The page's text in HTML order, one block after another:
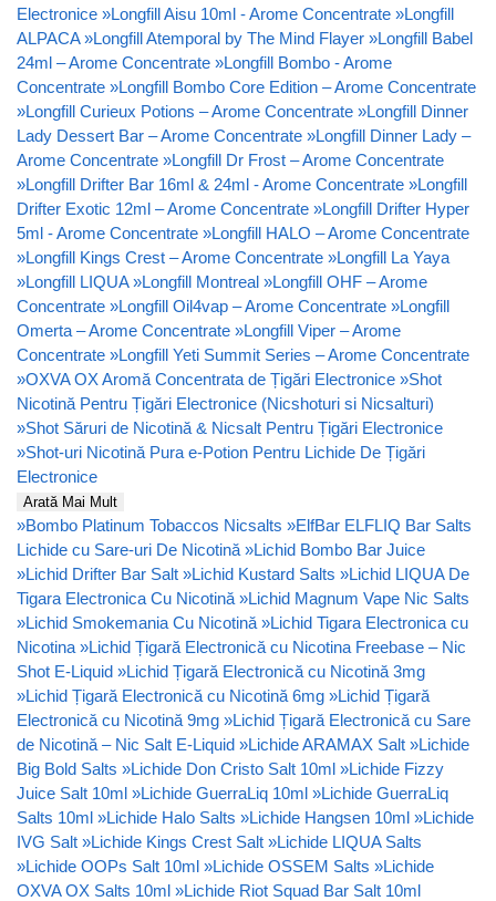
Electronice »Longfill Aisu 10ml - Arome Concentrate »Longfill
ALPACA »Longfill Atemporal by The Mind Flayer »Longfill Babel
24ml – Arome Concentrate »Longfill Bombo - Arome
Concentrate »Longfill Bombo Core Edition – Arome Concentrate
»Longfill Curieux Potions – Arome Concentrate »Longfill Dinner
Lady Dessert Bar – Arome Concentrate »Longfill Dinner Lady –
Arome Concentrate »Longfill Dr Frost – Arome Concentrate
»Longfill Drifter Bar 16ml & 24ml - Arome Concentrate »Longfill
Drifter Exotic 12ml – Arome Concentrate »Longfill Drifter Hyper
5ml - Arome Concentrate »Longfill HALO – Arome Concentrate
»Longfill Kings Crest – Arome Concentrate »Longfill La Yaya
»Longfill LIQUA »Longfill Montreal »Longfill OHF – Arome
Concentrate »Longfill Oil4vap – Arome Concentrate »Longfill
Omerta – Arome Concentrate »Longfill Viper – Arome
Concentrate »Longfill Yeti Summit Series – Arome Concentrate
»OXVA OX Aromă Concentrata de Țigări Electronice »Shot
Nicotină Pentru Țigări Electronice (Nicshoturi si Nicsalturi)
»Shot Săruri de Nicotină & Nicsalt Pentru Țigări Electronice
»Shot-uri Nicotină Pura e-Potion Pentru Lichide De Țigări
Electronice
Arată Mai Mult
»Bombo Platinum Tobaccos Nicsalts »ElfBar ELFLIQ Bar Salts
Lichide cu Sare-uri De Nicotină »Lichid Bombo Bar Juice
»Lichid Drifter Bar Salt »Lichid Kustard Salts »Lichid LIQUA De
Tigara Electronica Cu Nicotină »Lichid Magnum Vape Nic Salts
»Lichid Smokemania Cu Nicotină »Lichid Tigara Electronica cu
Nicotina »Lichid Țigară Electronică cu Nicotina Freebase – Nic
Shot E-Liquid »Lichid Țigară Electronică cu Nicotină 3mg
»Lichid Țigară Electronică cu Nicotină 6mg »Lichid Țigară
Electronică cu Nicotină 9mg »Lichid Țigară Electronică cu Sare
de Nicotină – Nic Salt E-Liquid »Lichide ARAMAX Salt »Lichide
Big Bold Salts »Lichide Don Cristo Salt 10ml »Lichide Fizzy
Juice Salt 10ml »Lichide GuerraLiq 10ml »Lichide GuerraLiq
Salts 10ml »Lichide Halo Salts »Lichide Hangsen 10ml »Lichide
IVG Salt »Lichide Kings Crest Salt »Lichide LIQUA Salts
»Lichide OOPs Salt 10ml »Lichide OSSEM Salts »Lichide
OXVA OX Salts 10ml »Lichide Riot Squad Bar Salt 10ml